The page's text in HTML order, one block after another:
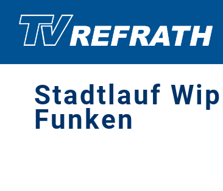
Stadtlauf
Funken